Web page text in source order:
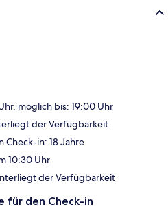
möglich bis: 19:00 Uhr
der Verfügbarkeit
Check-in: 18 Jahre
10:30 Uhr
der Verfügbarkeit
für den Check-in